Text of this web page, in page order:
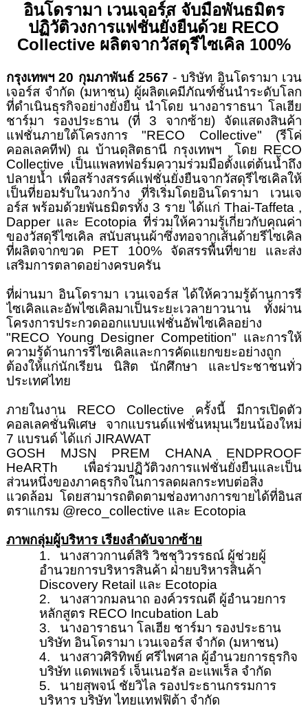
อินโดรามา เวนเจอร์ส จับมือพันธมิตร
ปฏิวัติวงการแฟชั่นยั่งยืนด้วย RECO
Collective ผลิตจากวัสดุรีไซเคิล 100%
กรุงเทพฯ20 กุมภาพันธ์ 2567- บริษัท อินโดรามา เวน
เจอร์ส จำกัด (มหาชน) ผู้ผลิตเคมีภัณฑ์ชั้นนำระดับโลก
ที่ดำเนินธุรกิจอย่างยั่งยืน นำโดย นางอาราธนา โลเฮีย
ชาร์มา รองประธาน (ที่ 3 จากซ้าย) จัดแสดงสินค้า
แฟชั่นภายใต้โครงการ "RECO Collective" (รีโค่
คอลเลคทีฟ) ณ บ้านดุสิตธานี กรุงเทพฯ โดย RECO
Collective เป็นแพลทฟอร์มความร่วมมือตั้งแต่ต้นน้ำถึง
ปลายน้ำ เพื่อสร้างสรรค์แฟชั่นยั่งยืนจากวัสดุรีไซเคิลให้
เป็นที่ยอมรับในวงกว้าง ที่ริเริ่มโดยอินโดรามา เวนเจ
อร์ส พร้อมด้วยพันธมิตรทั้ง 3 ราย ได้แก่Thai-Taffeta ,
Dapper และ Ecotopiaที่ร่วมให้ความรู้เกี่ยวกับคุณค่า
ของวัสดุรีไซเคิล สนับสนุนผ้าซึ่งทอจากเส้นด้ายรีไซเคิล
ที่ผลิตจากขวด PET 100% จัดสรรพื้นที่ขาย และส่ง
เสริมการตลาดอย่างครบครัน
ที่ผ่านมา อินโดรามา เวนเจอร์ส ได้ให้ความรู้ด้านการรี
ไซเคิลและอัพไซเคิลมาเป็นระยะเวลายาวนาน ทั้งผ่าน
โครงการประกวดออกแบบแฟชั่นอัพไซเคิลอย่าง
"RECO Young Designer Competition" และการให้
ความรู้ด้านการรีไซเคิลและการคัดแยกขยะอย่างถูก
ต้องให้แก่นักเรียน นิสิต นักศึกษา และประชาชนทั่ว
ประเทศไทย
ภายในงาน RECO Collective ครั้งนี้ มีการเปิดตัว
คอลเลคชั่นพิเศษ จากแบรนด์แฟชั่นหมุนเวียนน้องใหม่
7 แบรนด์ ได้แก่ JIRAWAT
GOSH MJSN PREM
CHANA ENDPROOF
HeARTh เพื่อร่วมปฏิวัติวงการแฟชั่นยั่งยืนและเป็น
ส่วนหนึ่งของภาคธุรกิจในการลดผลกระทบต่อสิ่ง
แวดล้อม โดยสามารถติดตามช่องทางการขายได้ที่อินส
ตราแกรม @reco_collective และ Ecotopia
ภาพกลุ่มผู้บริหาร เรียงลำดับจากซ้าย
1.
นางสาวกานต์สิริ วิชชุวิวรรธณ์ ผู้ช่วยผู้
อำนวยการบริหารสินค้า ฝ่ายบริหารสินค้า
Discovery Retail และ Ecotopia
2.
นางสาวกมลนาถ องค์วรรณดี ผู้อำนวยการ
หลักสูตร RECO Incubation Lab
3.
นางอาราธนา โลเฮีย ชาร์มา รองประธาน
บริษัท อินโดรามา เวนเจอร์ส จำกัด (มหาชน)
4.
นางสาวศิริทิพย์ ศรีไพศาล ผู้อำนวยการธุรกิจ
บริษัท แดพเพอร์ เจ็นเนอรัล อะแพเร็ล จำกัด
5.
นายสุพจน์ ชัยวิไล รองประธานกรรมการ
บริหาร บริษัท ไทยแทฟฟิต้า จำกัด